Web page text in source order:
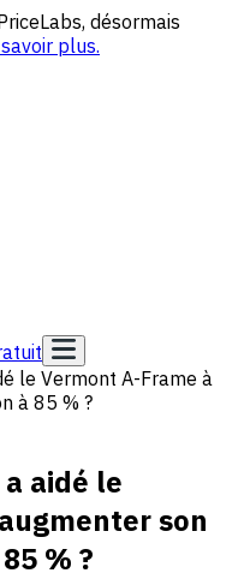
désormais
plus.
le Vermont A-Frame à
à 85 % ?
aidé le
son
% ?